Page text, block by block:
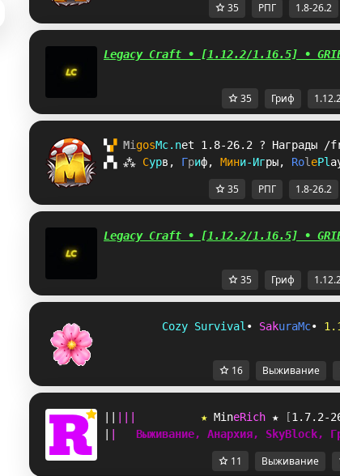
35 РПГ 1.8-26.2
Legacy Craft • [1.12.2/1.16.5] •
35 Гриф
▚▞ Mi gosMc. net 1.8-26.2 ? Награды /
▞▚ ⁂ Сурв , Гриф, Мини-Игры, Rol ePl a
35 РПГ 1.8-26.2
Legacy Craft • [1.12.2/1.16.5] •
35 Гриф
Cozy Survival • SakuraMc• 1 .
16 Выживание
★ Mi neRi ch ★ [1.7.2-
Выживание, Анархия,
11 Выживание